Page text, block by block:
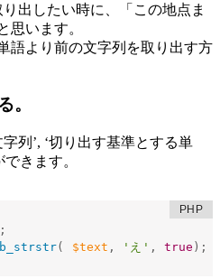
出したい時に、「この地点ま
思います。
語より前の文字列を取り出す方
。
字列’, ‘切り出す基準とする単
きます。
;
( $text , 'え' , true ) ;